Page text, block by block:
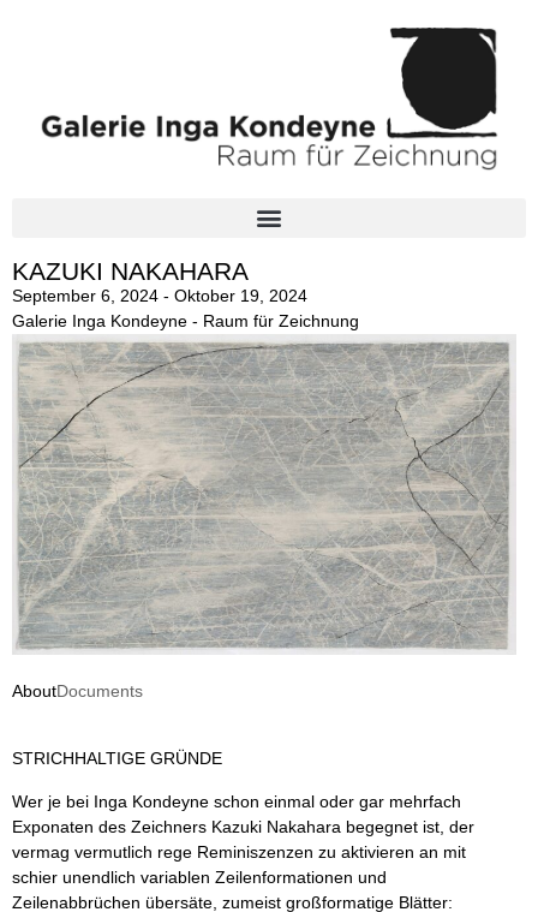
KAZUKI NAKAHARA
September 6, 2024 - Oktober 19, 2024
Galerie Inga Kondeyne - Raum für Zeichnung
AboutDocuments
STRICHHALTIGE GRÜNDE
Wer je bei Inga Kondeyne schon einmal oder gar mehrfach
Exponaten des Zeichners Kazuki Nakahara begegnet ist, der
vermag vermutlich rege Reminiszenzen zu aktivieren an mit
schier unendlich variablen Zeilenformationen und
Zeilenabbrüchen übersäte, zumeist großformatige Blätter: